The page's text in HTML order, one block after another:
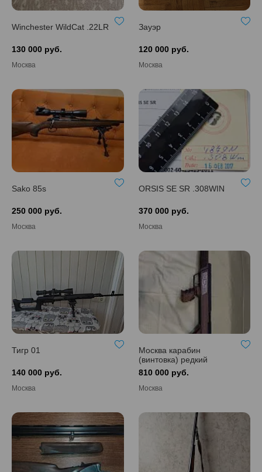
Winchester WildCat .22LR
130 000 руб.
Москва
Зауэр
120 000 руб.
Москва
Sako 85s
250 000 руб.
Москва
ORSIS SE SR .308WIN
370 000 руб.
Москва
Тигр 01
140 000 руб.
Москва
Москва карабин
(винтовка) редкий
экземпляр
коллекционное Sommer
& Ockenfuß
810 000 руб.
Москва